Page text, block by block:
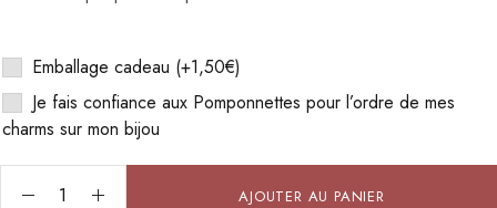
Emballage cadeau (+1,50€)
Je fais confiance aux Pomponnettes pour l’ordre de mes
charms sur mon bijou
AJOUTER AU PANIER